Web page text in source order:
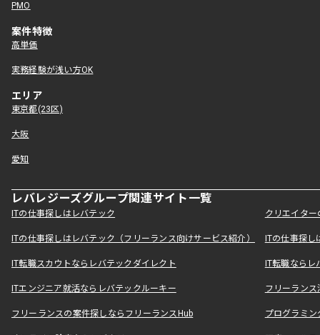
PMO
案件特徴
高単価
実務経験が浅い方OK
エリア
東京都(23区)
大阪
愛知
レバレジーズグループ関連サイト一覧
ITの仕事探しはレバテック クリエイタ
ITの仕事探しはレバテック（フリーランス向けサービス紹介） ITの仕事探
IT転職スカウトならレバテックダイレクト IT転職なら
ITエンジニア就活ならレバテックルーキー フリーラン
フリーランスの案件探しならフリーランスHub プログラミ